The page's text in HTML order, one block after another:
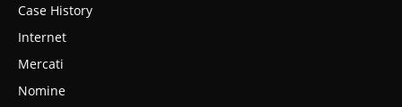
Case History
Internet
Mercati
Nomine